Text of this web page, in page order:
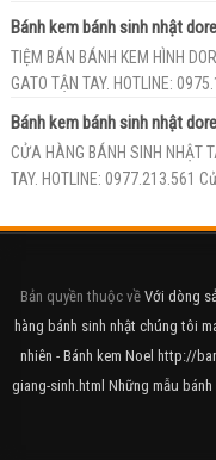
Bánh kem bánh sinh nhật
TIỆM BÁN BÁNH KEM HÌNH
GATO TẬN TAY. HOTLINE:
Bánh kem bánh sinh nhật
CỬA HÀNG BÁNH SINH NHẬT
TAY. HOTLINE: 0977.213.561
Bản quyền thuộc về Với dòng
hàng bánh sinh nhật chúng tôi
nhiên - Bánh kem Noel http://
giang-sinh.html Những mẫu